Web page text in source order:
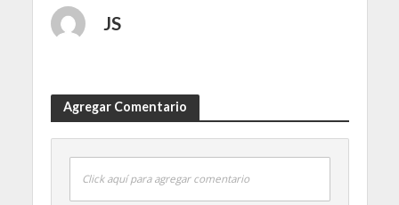
JS
Agregar Comentario
Click aquí para agregar comentario